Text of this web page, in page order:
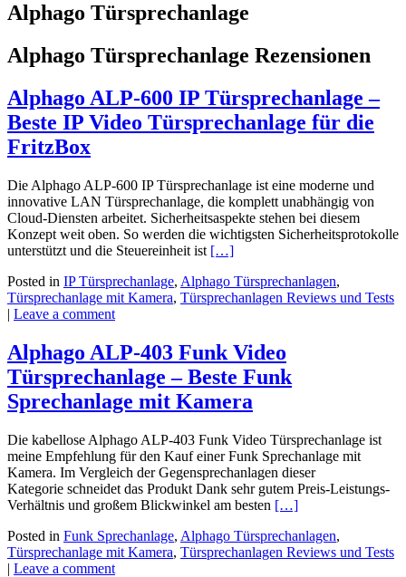
Alphago Türsprechanlage
Alphago Türsprechanlage Rezensionen
Alphago ALP-600 IP Türsprechanlage –
Beste IP Video Türsprechanlage für die
FritzBox
Die Alphago ALP-600 IP Türsprechanlage ist eine moderne und
innovative LAN Türsprechanlage, die komplett unabhängig von
Cloud-Diensten arbeitet. Sicherheitsaspekte stehen bei diesem
Konzept weit oben. So werden die wichtigsten Sicherheitsprotokolle
unterstützt und die Steuereinheit ist […]
Posted in IP Türsprechanlage, Alphago Türsprechanlagen,
Türsprechanlage mit Kamera, Türsprechanlagen Reviews und Tests
| Leave a comment
Alphago ALP-403 Funk Video
Türsprechanlage – Beste Funk
Sprechanlage mit Kamera
Die kabellose Alphago ALP-403 Funk Video Türsprechanlage ist
meine Empfehlung für den Kauf einer Funk Sprechanlage mit
Kamera. Im Vergleich der Gegensprechanlagen dieser
Kategorie schneidet das Produkt Dank sehr gutem Preis-Leistungs-
Verhältnis und großem Blickwinkel am besten […]
Posted in Funk Sprechanlage, Alphago Türsprechanlagen,
Türsprechanlage mit Kamera, Türsprechanlagen Reviews und Tests
| Leave a comment